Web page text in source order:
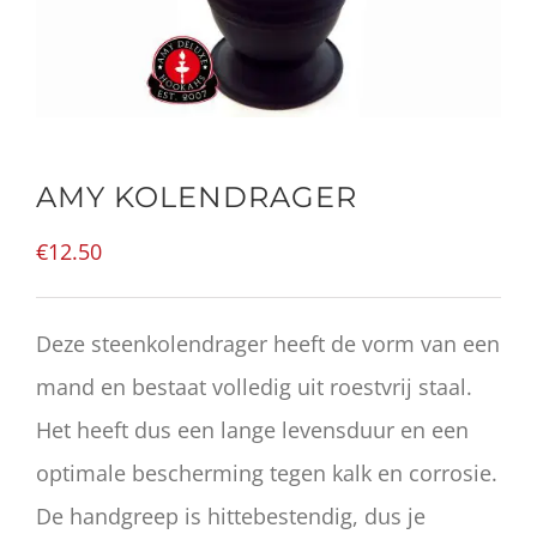
AMY KOLENDRAGER
€12.50
Deze steenkolendrager heeft de vorm van een
mand en bestaat volledig uit roestvrij staal.
Het heeft dus een lange levensduur en een
optimale bescherming tegen kalk en corrosie.
De handgreep is hittebestendig, dus je